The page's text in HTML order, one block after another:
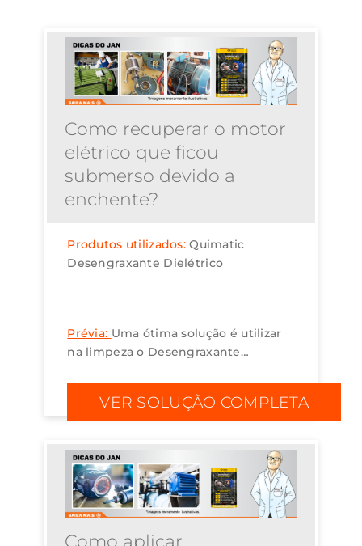
Como recuperar o motor
elétrico que ficou
submerso devido a
enchente?
Produtos utilizados:Quimatic
Desengraxante Dielétrico
Prévia: Uma ótima solução é utilizar
na limpeza o Desengraxante
NR15 (insalubridade), NR16
(operações perigosas...
VER SOLUÇÃO COMPLETA
Como aplicar